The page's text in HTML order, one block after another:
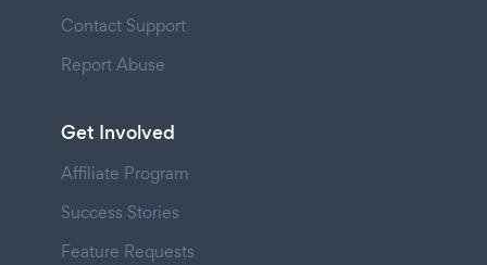
Contact Support
Report Abuse
Get Involved
Affiliate Program
Success Stories
Feature Requests